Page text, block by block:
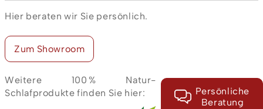
Persönliche
Beratung
Hier beraten wir Sie persönlich.
Zum Showroom
Weitere 100 % Natur-
Schlafprodukte finden Sie hier: